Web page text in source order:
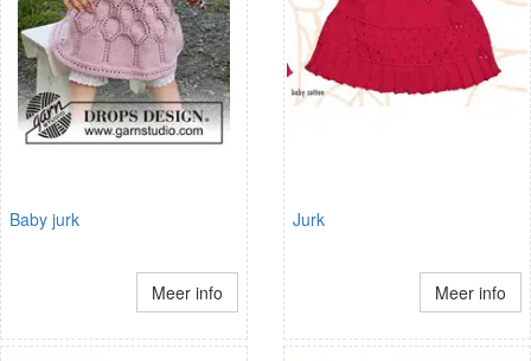
Baby jurk
Meer info
Jurk
Meer info